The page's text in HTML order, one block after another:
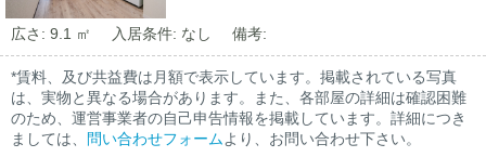
広さ: 9.1 ㎡ 入居条件: なし 備考:
*賃料、及び共益費は月額で表示しています。掲載されている写真
は、実物と異なる場合があります。また、各部屋の詳細は確認困難
のため、運営事業者の自己申告情報を掲載しています。詳細につき
ましては、
問い合わせフォームより、お問い合わせ下さい。